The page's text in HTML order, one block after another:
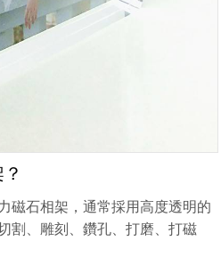
磁石相架，通常採用高度透明的
割、雕刻、鑽孔、打磨、打磁